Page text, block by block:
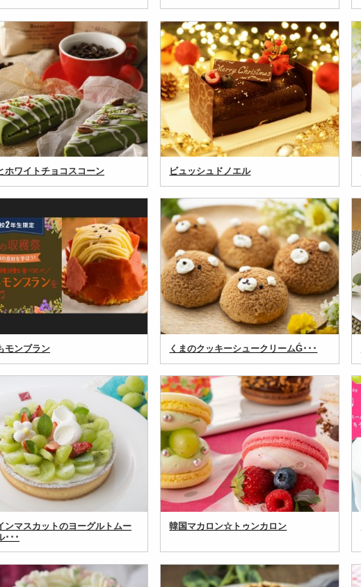
ホワイトチョコスコーン ビュッシュドノエル
モンブラン くまのクッキーシュークリームǴ･･･
ンマスカットのヨーグルトムー
･･･
韓国マカロン☆トゥンカロン